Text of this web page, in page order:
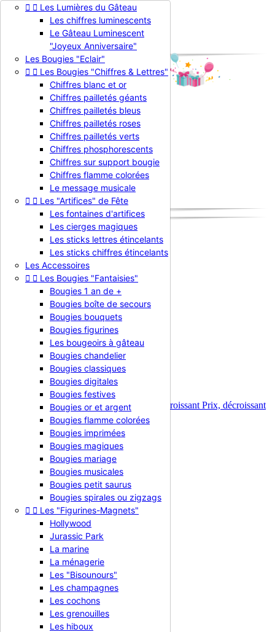
Contactez-nous
Connexion
shopping_cart Panier (0)

La Bougie d'Anniversaire
Produits
  Les Lumières du Gâteau
Les chiffres luminescents
Le Gâteau Luminescent
"Joyeux Anniversaire"
Les Bougies "Eclair"
  Les Bougies "Chiffres & Lettres"
Chiffres blanc et or
Chiffres pailletés géants
Chiffres pailletés bleus
Chiffres pailletés roses
Chiffres pailletés verts
Chiffres phosphorescents
Chiffres sur support bougie
Chiffres flamme colorées
Le message musicale
  Les "Artifices" de Fête
Les fontaines d'artifices
Les cierges magiques
Les sticks lettres étincelants
Les sticks chiffres étincelants
Les Accessoires
  Les Bougies "Fantaisies"
Bougies 1 an de +
Bougies boîte de secours
Bougies bouquets
Bougies figurines
Les bougeoirs à gâteau
Bougies chandelier
Bougies classiques
Bougies digitales
Bougies festives
Bougies or et argent
Bougies flamme colorées
Bougies imprimées
Bougies magiques
Bougies mariage
Bougies musicales
Bougies petit saurus
Bougies spirales ou zigzags
  Les "Figurines-Magnets"
Hollywood
Jurassic Park
La marine
La ménagerie
Les "Bisounours"
Les champagnes
Les cochons
Les grenouilles
Les hiboux
Nouveautés
Promotions
Professionnels
Accueil
Produits
Les "Comics" Magnets
Hello Kitty
Hello Kitty
Il y a 12 produits.
Trier par :
Pertinence

Pertinence
Nom, A à ZNom, Z à A Prix, croissant Prix, décroissant
Affichage 1-12 de 12 article(s)
Hello Kitty "le portrait"
TTC